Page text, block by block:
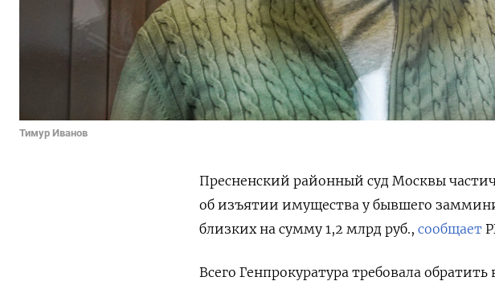
Тимур Иванов
Пресненский районный суд Москвы
об изъятии имущества у бывшего
близких на сумму 1,2 млрд руб., сообщает
Всего Генпрокуратура требовала обратить